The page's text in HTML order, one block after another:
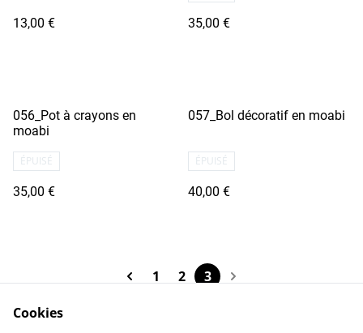
13,00 € 35,00 €
056_Pot à crayons en
moabi
ÉPUISÉ
35,00 €
057_Bol décoratif en moabi
ÉPUISÉ
40,00 €
1 2 3
Cookies